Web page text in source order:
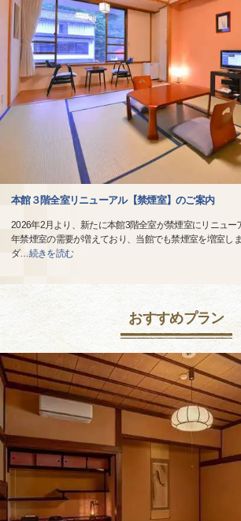
本館３階全室リニューアル【禁煙室】のご案内
2026年2月より、新たに本館3階全室が禁煙室にリニュー
年禁煙室の需要が増えており、当館でも禁煙室を増室し
ダ…続きを読む
おすすめプラン